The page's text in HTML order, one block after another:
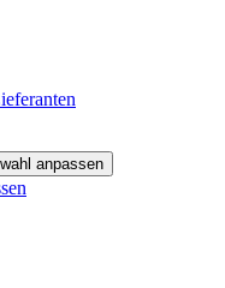
anpassen